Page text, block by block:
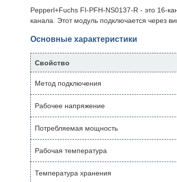
Pepperl+Fuchs FI-PFH-NS0137-R - это 16-
канала. Этот модуль подключается через
Основные характеристики
Свойство
Метод подключения
Рабочее напряжение
Потребляемая мощность
Рабочая температура
Температура хранения